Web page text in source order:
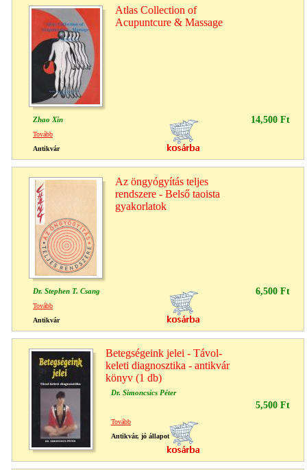
Atlas Collection of
Acupuntcure & Massage
Zhao Xin 14,500 Ft
Tovább
Antikvár
Az öngyógyítás teljes
rendszere - Belső taoista
gyakorlatok
Dr. Stephen T. Csang 6,500 Ft
Tovább
Antikvár
Betegségeink jelei - Távol-
keleti diagnosztika - antikvár
könyv (1 db)
Dr. Simoncsics Péter
5,500 Ft
Tovább
Antikvár, jó állapot